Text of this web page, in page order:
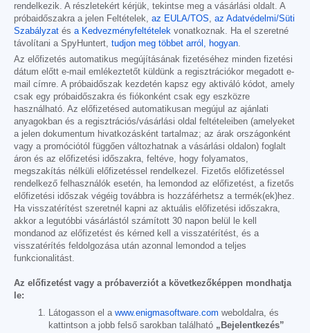
rendelkezik. A részletekért kérjük, tekintse meg a vásárlási oldalt. A
próbaidőszakra a jelen Feltételek, az EULA/TOS, az Adatvédelmi/Süti
Szabályzat és a Kedvezményfeltételek vonatkoznak. Ha el szeretné
távolítani a SpyHuntert, tudjon meg többet arról, hogyan.
Az előfizetés automatikus megújításának fizetéséhez minden fizetési
dátum előtt e-mail emlékeztetőt küldünk a regisztrációkor megadott e-
mail címre. A próbaidőszak kezdetén kapsz egy aktiváló kódot, amely
csak egy próbaidőszakra és fiókonként csak egy eszközre
használható. Az előfizetésed automatikusan megújul az ajánlati
anyagokban és a regisztrációs/vásárlási oldal feltételeiben (amelyeket
a jelen dokumentum hivatkozásként tartalmaz; az árak országonként
vagy a promóciótól függően változhatnak a vásárlási oldalon) foglalt
áron és az előfizetési időszakra, feltéve, hogy folyamatos,
megszakítás nélküli előfizetéssel rendelkezel. Fizetős előfizetéssel
rendelkező felhasználók esetén, ha lemondod az előfizetést, a fizetős
előfizetési időszak végéig továbbra is hozzáférhetsz a termék(ek)hez.
Ha visszatérítést szeretnél kapni az aktuális előfizetési időszakra,
akkor a legutóbbi vásárlástól számított 30 napon belül le kell
mondanod az előfizetést és kérned kell a visszatérítést, és a
visszatérítés feldolgozása után azonnal lemondod a teljes
funkcionalitást.
Az előfizetést vagy a próbaverziót a következőképpen mondhatja
le:
Látogasson el a www.enigmasoftware.com weboldalra, és
kattintson a jobb felső sarokban található „Bejelentkezés”